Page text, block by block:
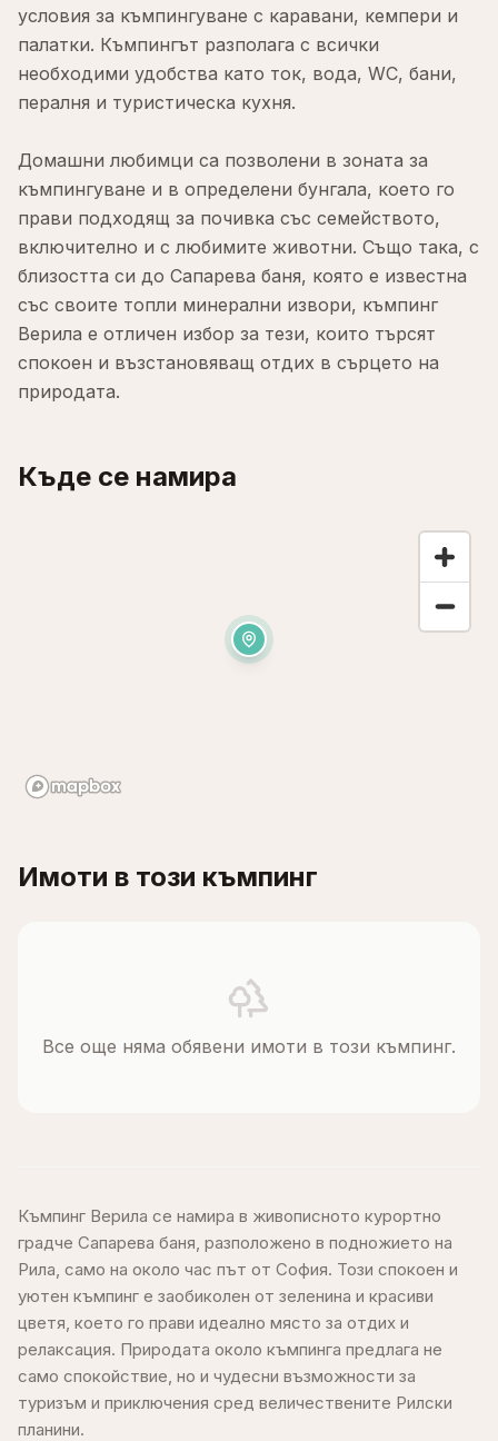
условия за къмпингуване с каравани, кемпери и
палатки. Къмпингът разполага с всички
необходими удобства като ток, вода, WC, бани,
пералня и туристическа кухня.
Домашни любимци са позволени в зоната за
къмпингуване и в определени бунгала, което го
прави подходящ за почивка със семейството,
включително и с любимите животни. Също така, с
близостта си до Сапарева баня, която е известна
със своите топли минерални извори, къмпинг
Верила е отличен избор за тези, които търсят
спокоен и възстановяващ отдих в сърцето на
природата.
Къде се намира
Имоти в този къмпинг
Все още няма обявени имоти в този къмпинг.
Къмпинг Верила се намира в живописното курортно
градче Сапарева баня, разположено в подножието на
Рила, само на около час път от София. Този спокоен и
уютен къмпинг е заобиколен от зеленина и красиви
цветя, което го прави идеално място за отдих и
релаксация. Природата около къмпинга предлага не
само спокойствие, но и чудесни възможности за
туризъм и приключения сред величествените Рилски
планини.